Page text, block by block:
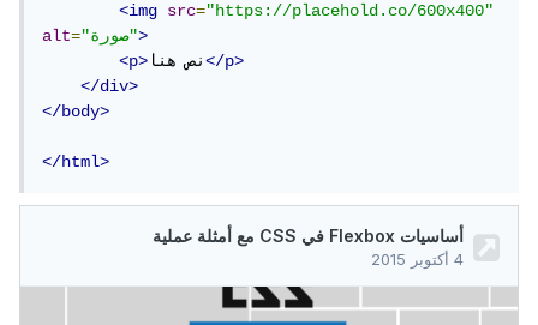
<img
src="https://placehold.co/600x400"
alt= "صورة">
<p> نص هنا</p>
</div>
</body>
</html>